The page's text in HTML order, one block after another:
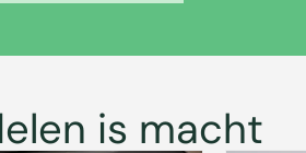
is macht